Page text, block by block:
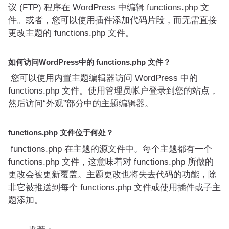
议 (FTP) 程序在 WordPress 中编辑 functions.php 文
件。或者，您可以使用插件添加代码片段，而无需直接
更改主题的 functions.php 文件。
如何访问WordPress中的 functions.php 文件？
您可以使用内置主题编辑器访问 WordPress 中的
functions.php 文件。使用管理员帐户登录到您的站点，
然后访问“外观”部分中的主题编辑器。
functions.php 文件位于何处？
functions.php 在主题的源文件中。每个主题都有一个
functions.php 文件，这意味着对 functions.php 所做的
更改会被更新覆盖。主题更改也将失去代码的功能，除
非它被推送到每个 functions.php 文件或使用插件或子主
题添加。